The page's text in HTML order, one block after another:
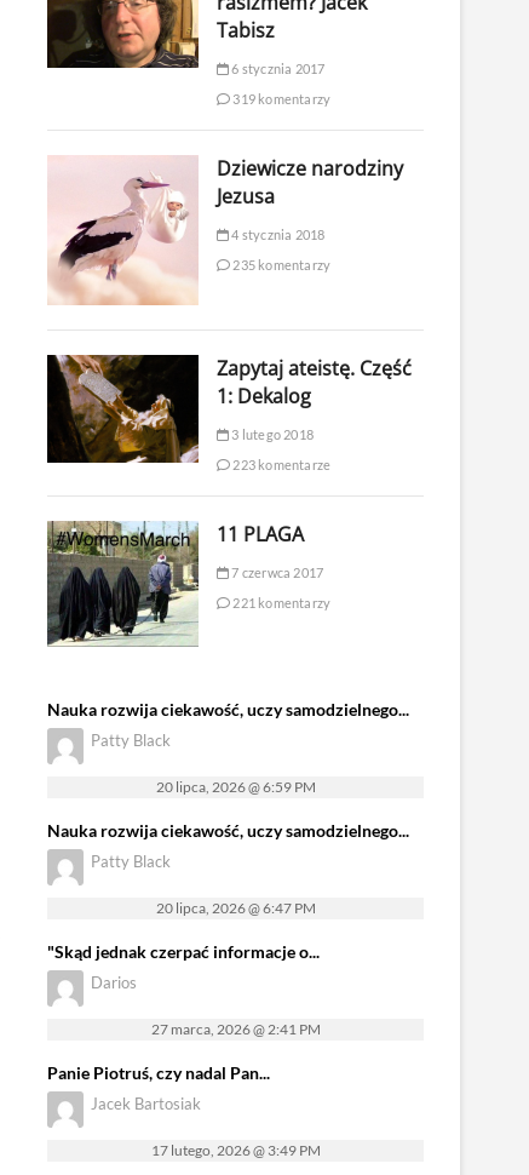
Tabisz
6 stycznia 2017
319 komentarzy
Dziewicze narodziny
Jezusa
4 stycznia 2018
235 komentarzy
Zapytaj ateistę. Część
1: Dekalog
3 lutego 2018
223 komentarze
11 PLAGA
7 czerwca 2017
221 komentarzy
Nauka rozwija ciekawość, uczy samodzielnego...
Patty Black
20 lipca, 2026 @ 6:59 PM
Nauka rozwija ciekawość, uczy samodzielnego...
Patty Black
20 lipca, 2026 @ 6:47 PM
"Skąd jednak czerpać informacje o...
Darios
27 marca, 2026 @ 2:41 PM
Panie Piotruś, czy nadal Pan...
Jacek Bartosiak
17 lutego, 2026 @ 3:49 PM